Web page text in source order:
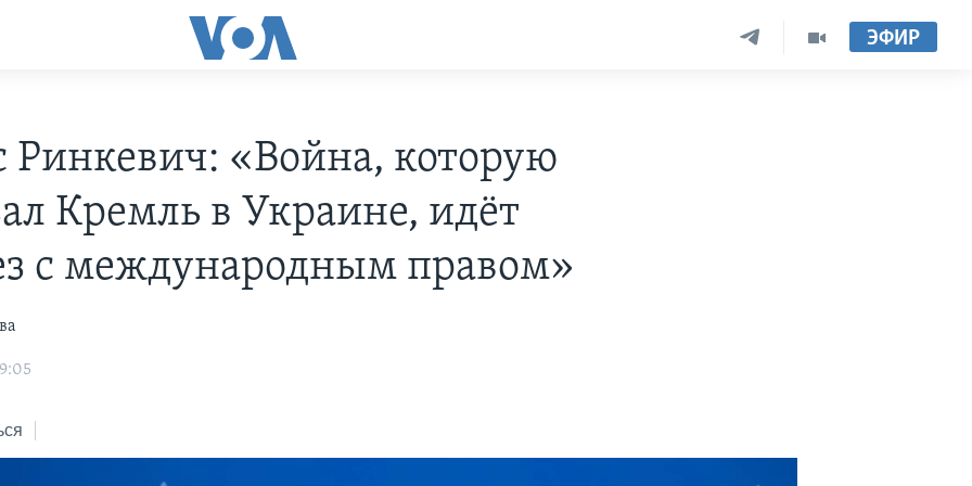
ЭФИР
Ринкевич: «Война, которую
Кремль в Украине, идёт
с международным правом»